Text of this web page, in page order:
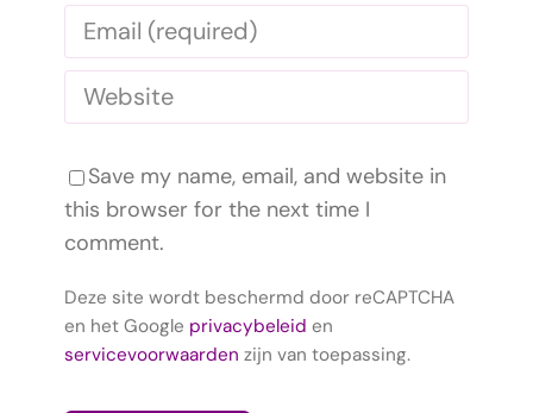
Save my name, email, and website in
this browser for the next time I
comment.
Deze site wordt beschermd door reCAPTCHA
en het Google privacybeleid en
servicevoorwaarden zijn van toepassing.